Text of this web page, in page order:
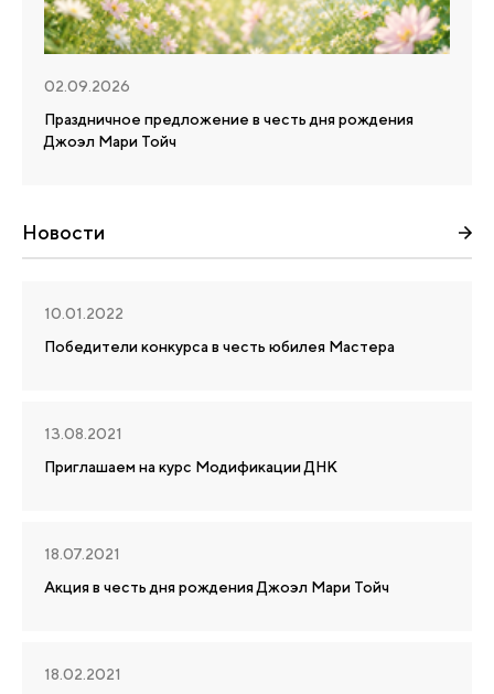
02.09.2026
Праздничное предложение в честь дня рождения
Джоэл Мари Тойч
Новости
10.01.2022
Победители конкурса в честь юбилея Мастера
13.08.2021
Приглашаем на курс Модификации ДНК
18.07.2021
Акция в честь дня рождения Джоэл Мари Тойч
18.02.2021